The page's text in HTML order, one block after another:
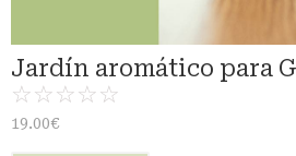
Jardín aromático para
☆☆☆☆☆
19.00€